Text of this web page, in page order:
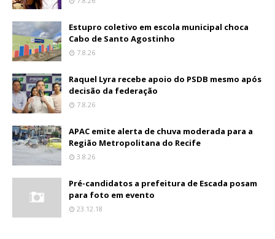
Estupro coletivo em escola municipal choca
Cabo de Santo Agostinho
7.8.26
Raquel Lyra recebe apoio do PSDB mesmo após
decisão da federação
7.8.26
APAC emite alerta de chuva moderada para a
Região Metropolitana do Recife
3.8.26
Pré-candidatos a prefeitura de Escada posam
para foto em evento
23.12.18